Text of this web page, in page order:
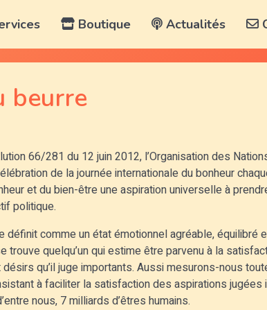
Boutique Actualités
beurre
66/281 du 12 juin 2012, l’Organisation des
de la journée internationale du bonheur
et du bien-être une aspiration universelle à
politique.
définit comme un état émotionnel agréable, équilibré
trouve quelqu’un qui estime être parvenu à la
qu’il juge importants. Aussi mesurons-nous
à faciliter la satisfaction des aspirations jugées
nous, 7 milliards d’êtres humains.